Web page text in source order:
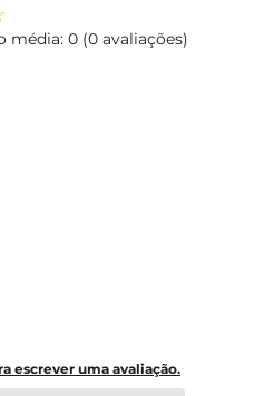
média: 0 (0 avaliações)
escrever uma avaliação.